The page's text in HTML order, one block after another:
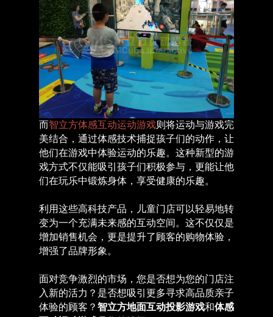
而智立方体感互动运动游戏则将运动与游戏完
美结合，通过体感技术捕捉孩子们的动作，让
他们在游戏中体验运动的乐趣。这种新型的游
戏方式不仅能吸引孩子们积极参与，更能让他
们在玩乐中锻炼身体，享受健康的乐趣。
利用这些高科技产品，儿童门店可以轻易地转
变为一个充满未来感的互动空间。这不仅仅是
增加销售机会，更是提升了顾客的购物体验，
增强了品牌形象。
面对竞争激烈的市场，您是否想为您的门店注
入新的活力？是否想吸引更多寻求高品质亲子
体验的顾客？ 智立方地面互动投影游戏和体感